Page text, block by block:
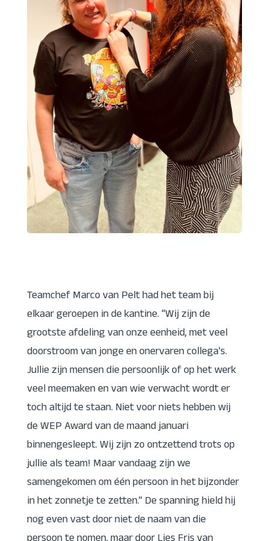
Teamchef Marco van Pelt had het team bij
elkaar geroepen in de kantine. “Wij zijn de
grootste afdeling van onze eenheid, met veel
doorstroom van jonge en onervaren collega's.
Jullie zijn mensen die persoonlijk of op het werk
veel meemaken en van wie verwacht wordt er
toch altijd te staan. Niet voor niets hebben wij
de WEP Award van de maand januari
binnengesleept. Wij zijn zo ontzettend trots op
jullie als team! Maar vandaag zijn we
samengekomen om één persoon in het bijzonder
in het zonnetje te zetten." De spanning hield hij
nog even vast door niet de naam van die